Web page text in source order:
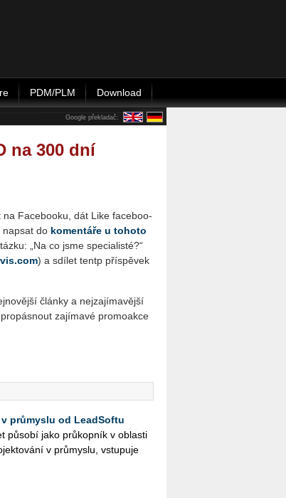
PDM/PLM Download
Google překladač:
na 300 dní
na Fa­ce­boo­ku, dát Like fa­ce­boo­
, na­psat do ko­men­tá­ře u to­ho­to
„Na co jsme spe­ci­a­lis­té?“
) a sdí­let tentp pří­spě­vek
člán­ky a nej­za­jí­ma­věj­ší
za­jí­ma­vé pro­mo­ak­ce
průmyslu od LeadSoftu
pů­so­bí jako prů­kop­ník v ob­las­ti
v prů­mys­lu, vstu­pu­je